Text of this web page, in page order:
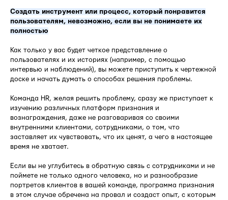
Создать инструмент или процесс, который понравится
пользователям, невозможно, если вы не понимаете их
полностью
Как только у вас будет четкое представление о
пользователях и их историях (например, с помощью
интервью и наблюдений), вы можете приступить к чертежной
доске и начать думать о способах решения проблемы.
Команда HR, желая решить проблему, сразу же приступает к
изучению различных платформ признания и
вознаграждения, даже не разговаривая со своими
внутренними клиентами, сотрудниками, о том, что
заставляет их чувствовать, что их ценят, а чего в настоящее
время не хватает.
Если вы не углубитесь в обратную связь с сотрудниками и не
поймете не только одного человека, но и разнообразие
портретов клиентов в вашей команде, программа признания
в этом случае обречена на провал и создаст опыт, с которым